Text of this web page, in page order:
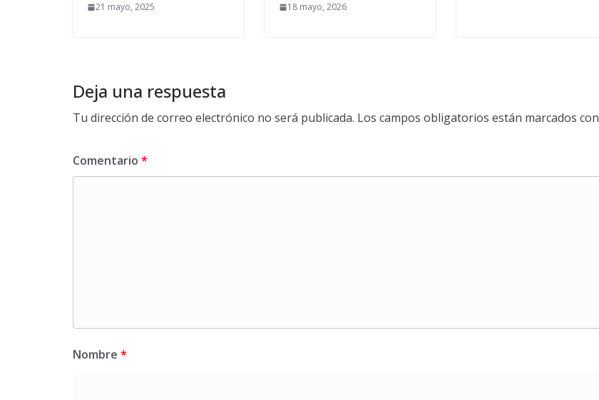
21 mayo, 2025 18 mayo, 2026
Deja una respuesta
Tu dirección de correo electrónico no será publicada. Los campos obligatorios están marcados con
Comentario *
Nombre *